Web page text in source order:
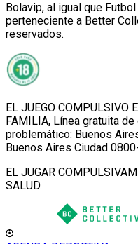
Bolavip, al igual que
perteneciente a Better
reservados.
EL JUEGO COMPULSIVO
FAMILIA, Línea gratuita
problemático: Buenos
Buenos Aires Ciudad
EL JUGAR
SALUD.